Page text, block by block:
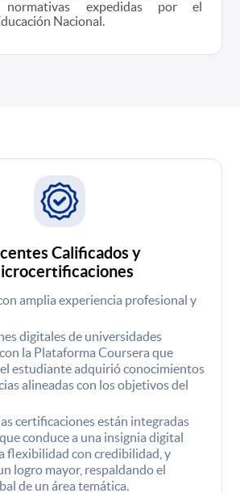
normativas expedidas por el
Nacional.
Calificados y
amplia experiencia profesional y
digitales de universidades
la Plataforma Coursera que
estudiante adquirió conocimientos
alineadas con los objetivos del
certificaciones están integradas
conduce a una insignia digital
flexibilidad con credibilidad, y
logro mayor, respaldando el
de un área temática.